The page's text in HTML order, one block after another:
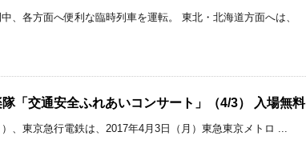
、各方面へ便利な臨時列車を運転。 東北・北海道方面へは、
「交通安全ふれあいコンサート」（4/3） 入場無料
、東京急行電鉄は、2017年4月3日（月）東急東京メトロ ...